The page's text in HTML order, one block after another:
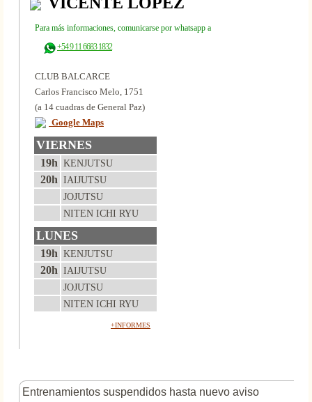
Para más informaciones, comunicarse por whatsapp a
+54 9 11 6683 1832
CLUB BALCARCE
Carlos Francisco Melo, 1751
(a 14 cuadras de General Paz)
Google Maps
VIERNES
19h KENJUTSU
20h IAIJUTSU
JOJUTSU
NITEN ICHI RYU
LUNES
19h KENJUTSU
20h IAIJUTSU
JOJUTSU
NITEN ICHI RYU
+INFORMES
Entrenamientos suspendidos hasta nuevo aviso